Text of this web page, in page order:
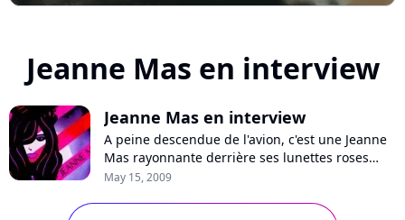
Jeanne Mas en interview
Jeanne Mas en interview
A peine descendue de l'avion, c'est une Jeanne
Mas rayonnante derrière ses lunettes roses
fumées que nous avons eu le plaisir de
affiche complet samedi 16 mai prochain. Il
May 15, 2009